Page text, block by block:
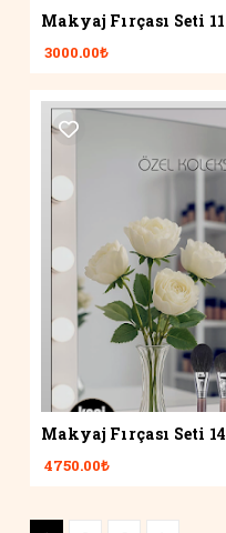
Makyaj Fırçası Seti 11
3000.00₺
Makyaj Fırçası Seti 14
4750.00₺